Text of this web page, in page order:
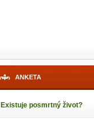
ANKETA
Existuje posmrtný život?